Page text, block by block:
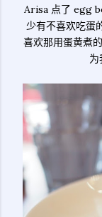
Arisa 点了 egg
少有不喜欢吃蛋
喜欢那用蛋黄煮
为